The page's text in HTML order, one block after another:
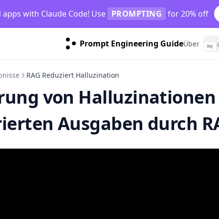
with Claude Code! Use PROMPTING for 20% off
Prompt Engineering GuideÜber ⌘K
RAG Reduziert Halluzination
von
Ausgaben durch